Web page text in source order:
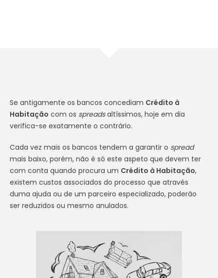
Se antigamente os bancos concediam Crédito à
Habitação com os spreadsaltíssimos, hoje em dia
verifica-se exatamente o contrário.
Cada vez mais os bancos tendem a garantir o spread
mais baixo, porém, não é só este aspeto que devem ter
com conta quando procura um Crédito à Habitação,
existem custos associados do processo que através
duma ajuda ou de um parceiro especializado, poderão
ser reduzidos ou mesmo anulados.